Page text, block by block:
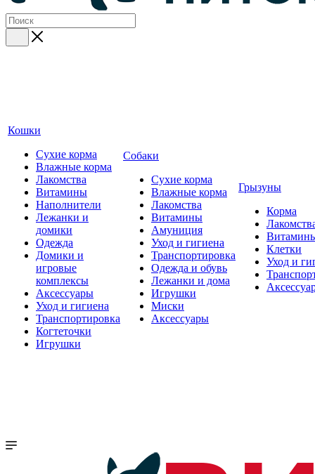
Кошки
Сухие корма
Влажные корма
Лакомства
Витамины
Наполнители
Лежанки и
домики
Одежда
Домики и
игровые
комплексы
Аксессуары
Уход и гигиена
Транспортировка
Когтеточки
Игрушки
Собаки
Сухие корма
Влажные корма
Лакомства
Витамины
Амуниция
Уход и гигиена
Транспортировка
Одежда и обувь
Лежанки и дома
Игрушки
Миски
Аксессуары
Грызуны
Корма
Клетки
Уход и